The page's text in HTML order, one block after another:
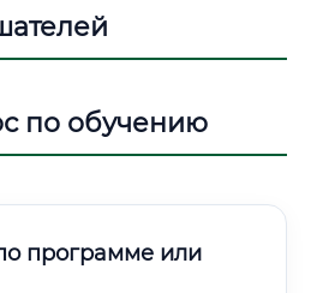
по обучению
программе или